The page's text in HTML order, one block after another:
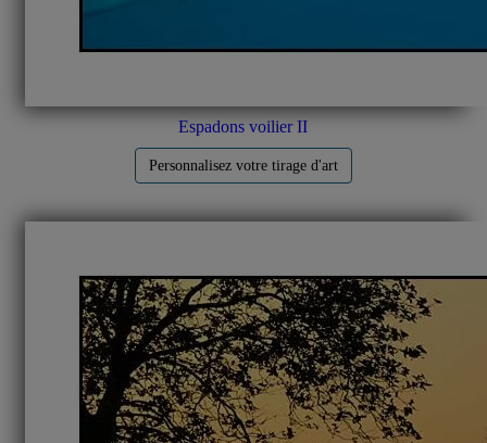
Espadons voilier II
Personnalisez votre tirage d'art